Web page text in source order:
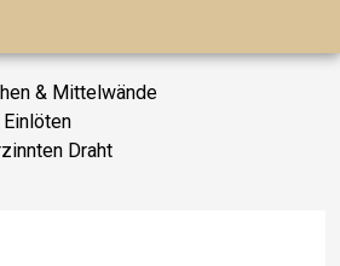
& Mittelwände
Einlöten
Draht